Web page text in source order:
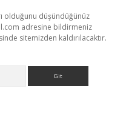
olduğunu düşündüğünüz
adresine bildirmeniz
sitemizden kaldırılacaktır.